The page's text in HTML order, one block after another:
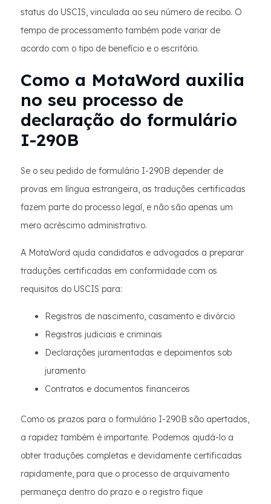
status do USCIS, vinculada ao seu número de recibo. O
tempo de processamento também pode variar de
acordo com o tipo de benefício e o escritório.
Como a MotaWord auxilia
no seu processo de
declaração do formulário
I-290B
Se o seu pedido de formulário I-290B depender de
provas em língua estrangeira, as traduções certificadas
fazem parte do processo legal, e não são apenas um
mero acréscimo administrativo.
A MotaWord ajuda candidatos e advogados a preparar
traduções certificadas em conformidade com os
requisitos do USCIS para:
Registros de nascimento, casamento e divórcio
Registros judiciais e criminais
Declarações juramentadas e depoimentos sob
juramento
Contratos e documentos financeiros
Como os prazos para o formulário I-290B são apertados,
a rapidez também é importante. Podemos ajudá-lo a
obter traduções completas e devidamente certificadas
rapidamente, para que o processo de arquivamento
permaneça dentro do prazo e o registro fique